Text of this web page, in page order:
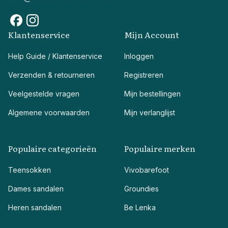
Klantenservice
Help Guide / Klantenservice
Verzenden & retourneren
Veelgestelde vragen
Algemene voorwaarden
Mijn Account
Inloggen
Registreren
Mijn bestellingen
Mijn verlanglijst
Populaire categorieën
Teensokken
Dames sandalen
Heren sandalen
Populaire merken
Vivobarefoot
Groundies
Be Lenka